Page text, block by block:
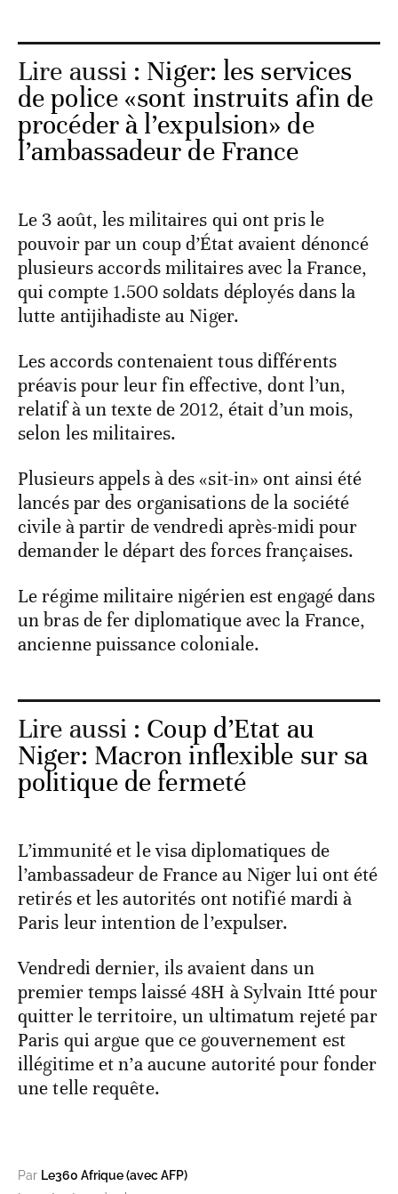
Lire aussi : Niger: les services
de police «sont instruits afin de
procéder à l’expulsion» de
l’ambassadeur de France
Le 3 août, les militaires qui ont pris le
pouvoir par un coup d’État avaient dénoncé
plusieurs accords militaires avec la France,
qui compte 1.500 soldats déployés dans la
lutte antijihadiste au Niger.
Les accords contenaient tous différents
préavis pour leur fin effective, dont l’un,
relatif à un texte de 2012, était d’un mois,
selon les militaires.
Plusieurs appels à des «sit-in» ont ainsi été
lancés par des organisations de la société
civile à partir de vendredi après-midi pour
demander le départ des forces françaises.
Le régime militaire nigérien est engagé dans
un bras de fer diplomatique avec la France,
ancienne puissance coloniale.
Lire aussi : Coup d’Etat au
Niger: Macron inflexible sur sa
politique de fermeté
L’immunité et le visa diplomatiques de
l’ambassadeur de France au Niger lui ont été
retirés et les autorités ont notifié mardi à
Paris leur intention de l’expulser.
Vendredi dernier, ils avaient dans un
premier temps laissé 48H à Sylvain Itté pour
quitter le territoire, un ultimatum rejeté par
Paris qui argue que ce gouvernement est
illégitime et n’a aucune autorité pour fonder
une telle requête.
Par Le360 Afrique (avec AFP)